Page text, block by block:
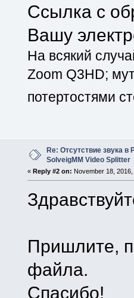
Ссылка с
Вашу
На всякий
Zoom Q3HD;
потертостями
Re: Отсутствие звука в
SolveigMM Video Splitter
« Reply #2 on: November 18,
Пришлите,
файла.
Спасибо!